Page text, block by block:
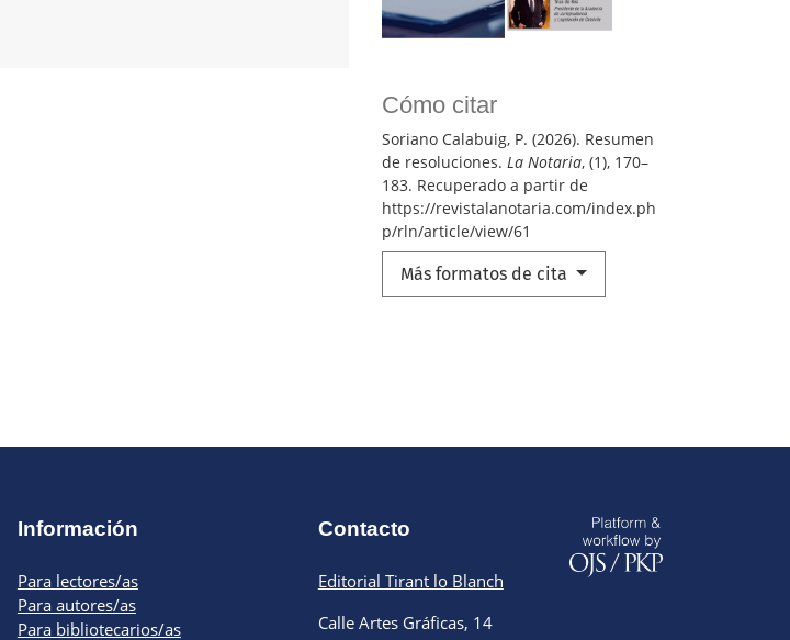
Cómo citar
Soriano Calabuig, P. (2026). Resumen
de resoluciones. La Notaria, (1), 170–
183. Recuperado a partir de
https://revistalanotaria.com/index.ph
p/rln/article/view/61
Más formatos de cita
Información
Para lectores/as
Para autores/as
Para bibliotecarios/as
Contacto
Editorial Tirant lo Blanch
Calle Artes Gráficas, 14